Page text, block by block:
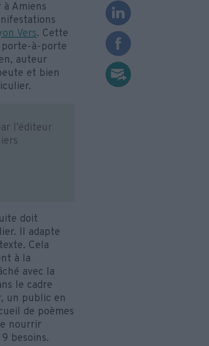
Amiens
Vers. Cette
porte-à-porte
auteur
et bien
l’éditeur
doit
Il adapte
Cela
à la
avec la
le cadre
un public en
de poèmes
nourrir
besoins.